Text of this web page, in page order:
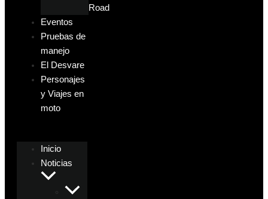
Road
Eventos
Pruebas de
manejo
El Desvare
Personajes
y Viajes en
moto
Inicio
Noticias